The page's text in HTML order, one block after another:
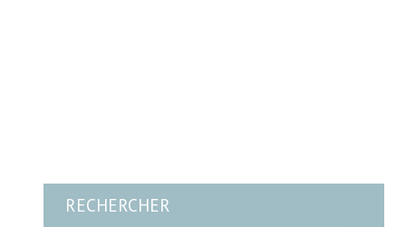
RECHERCHER